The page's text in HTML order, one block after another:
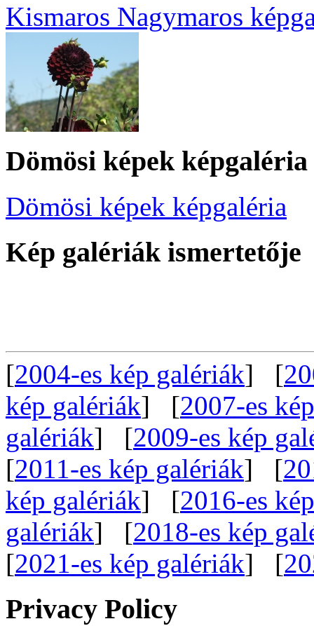
Kismaros Nagymaros
Dömösi képek képgaléria
Dömösi képek képgaléria
Kép galériák ismertetője
[2004-es kép galériák] [
kép galériák] [2007-es
galériák] [2009-es kép
[2011-es kép galériák] [
kép galériák] [2016-es
galériák] [2018-es kép
[2021-es kép galériák] [
Privacy Policy